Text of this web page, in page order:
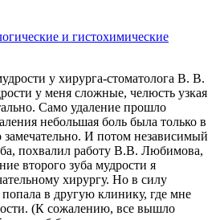
и гистохимические
у хирурга-стоматолога В. В.
у меня сложные, челюсть узкая
Само удаление прошло
небольшая боль была только в
И потом независимый
похвалил работу В.В. Любимова,
второго зуба мудрости я
хирургу. Но в силу
попала в другую клинику, где мне
(К сожалению, все вышло